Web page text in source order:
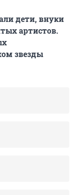
дети, внуки
артистов.
звезды